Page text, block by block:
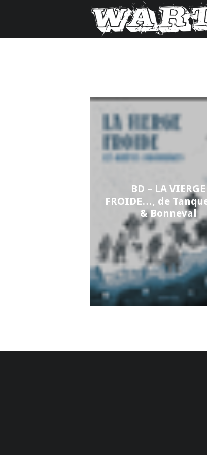
BD – LA VIERGE
FROIDE…, de
& Bonneval